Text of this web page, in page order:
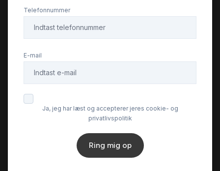
Telefonnummer
E-mail
Ja, jeg har læst og accepterer jeres cookie- og
privatlivspolitik
Ring mig op